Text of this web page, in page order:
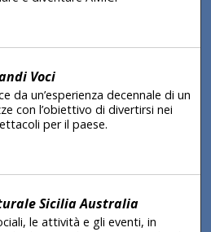
Voci
da un’esperienza decennale di un
con l’obiettivo di divertirsi nei
per il paese.
Sicilia Australia
le attività e gli eventi, in